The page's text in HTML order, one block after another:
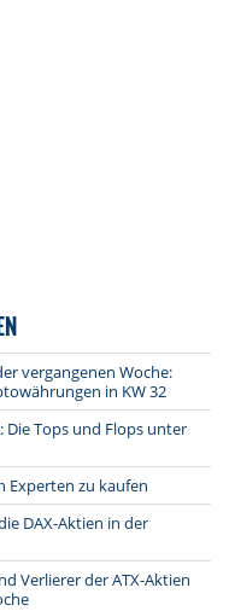
vergangenen Woche:
in KW 32
Die Tops und Flops unter
Experten zu kaufen
DAX-Aktien in der
Verlierer der ATX-Aktien